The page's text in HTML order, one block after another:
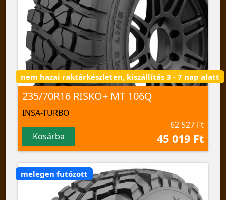
nem hazai raktárkészleten, kiszállítás 3 - 7 nap alatt
235/70R16 RISKO+ MT 106Q
INSA-TURBO
Kosárba
62 527 Ft
45 019 Ft
melegen futózott